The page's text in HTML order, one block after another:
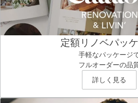
定額リノベパッ
手軽なパッケージ
フルオーダーの品
詳しく見る